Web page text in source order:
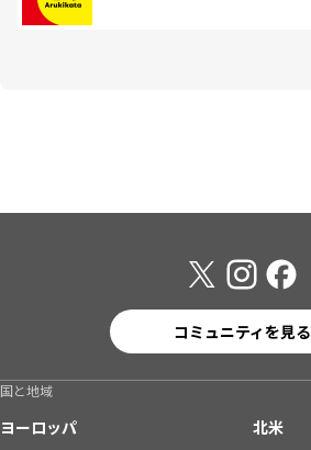
コミュニティを見る
国と地域
ヨーロッパ
北米